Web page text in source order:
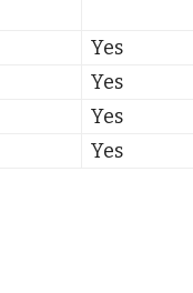
Yes
Yes
Yes
Yes